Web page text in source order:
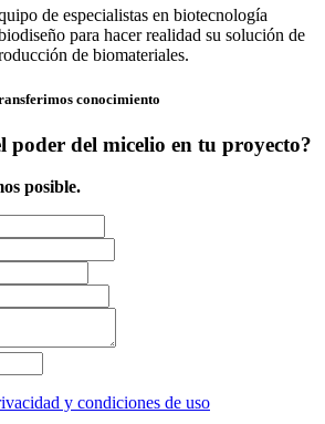
de especialistas en biotecnología
para hacer realidad su solución de
de biomateriales.
conocimiento
poder del micelio en tu proyecto?
posible.
y condiciones de uso